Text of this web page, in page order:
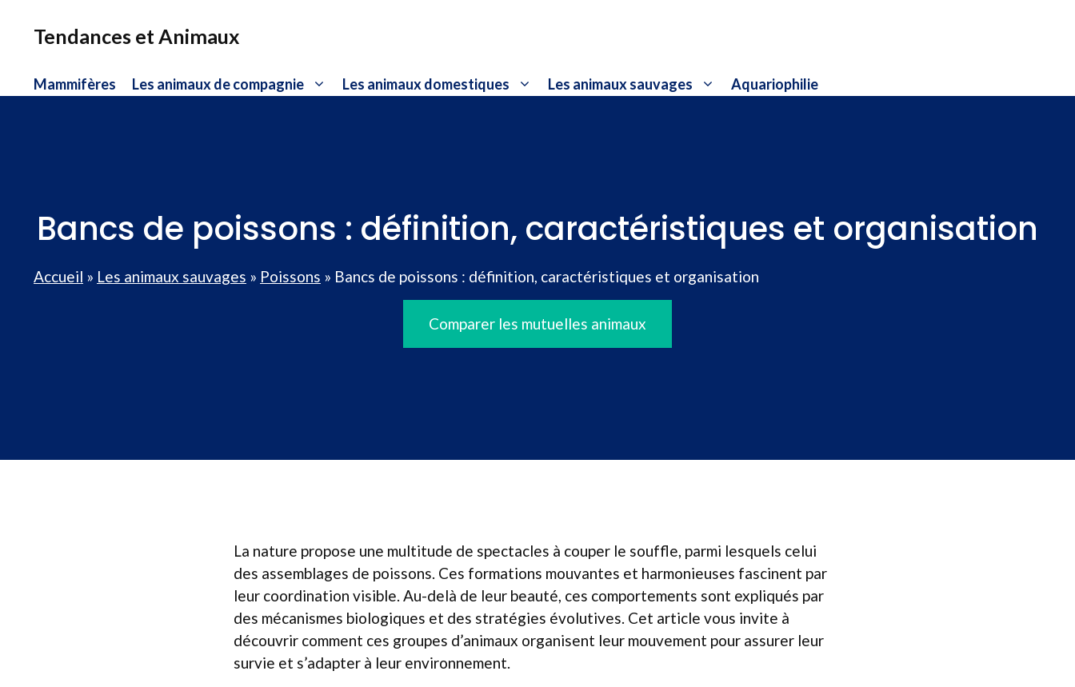
Tendances et Animaux
Mammifères Les animaux de compagnie Les animaux domestiques Les animaux sauvages Aquariophilie
Bancs de poissons : définition, caractéristiques et organisation
Accueil » Les animaux sauvages » Poissons » Bancs de poissons : définition, caractéristiques et organisation
Comparer les mutuelles animaux
La nature propose une multitude de spectacles à couper le souffle, parmi lesquels celui
des assemblages de poissons. Ces formations mouvantes et harmonieuses fascinent par
leur coordination visible. Au-delà de leur beauté, ces comportements sont expliqués par
des mécanismes biologiques et des stratégies évolutives. Cet article vous invite à
découvrir comment ces groupes d’animaux organisent leur mouvement pour assurer leur
survie et s’adapter à leur environnement.